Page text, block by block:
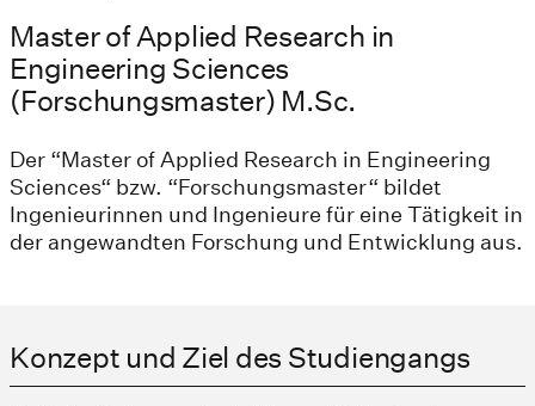
Master of Applied Research in
Engineering Sciences
(Forschungsmaster) M.Sc.
Der “Master of Applied Research in Engineering
Sciences“ bzw. “Forschungsmaster“ bildet
Ingenieurinnen und Ingenieure für eine Tätigkeit in
der angewandten Forschung und Entwicklung aus.
Konzept und Ziel des Studiengangs